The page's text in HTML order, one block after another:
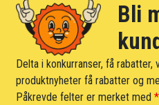
Bli
Delta i konkurranser, få
produktnyheter få rabatter og
Påkrevde felter er merket med*